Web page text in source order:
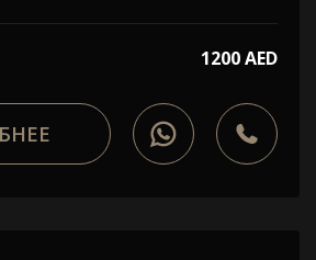
1200 AED